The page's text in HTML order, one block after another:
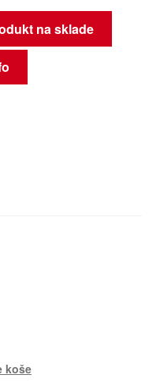
na sklade
koše